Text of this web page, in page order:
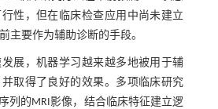
性，但在临床检查应用中尚未建立
主要作为辅助诊断的手段。
展，机器学习越来越多地被用于辅
取得了良好的效果。多项临床研究
列的MRI影像，结合临床特征建立逻